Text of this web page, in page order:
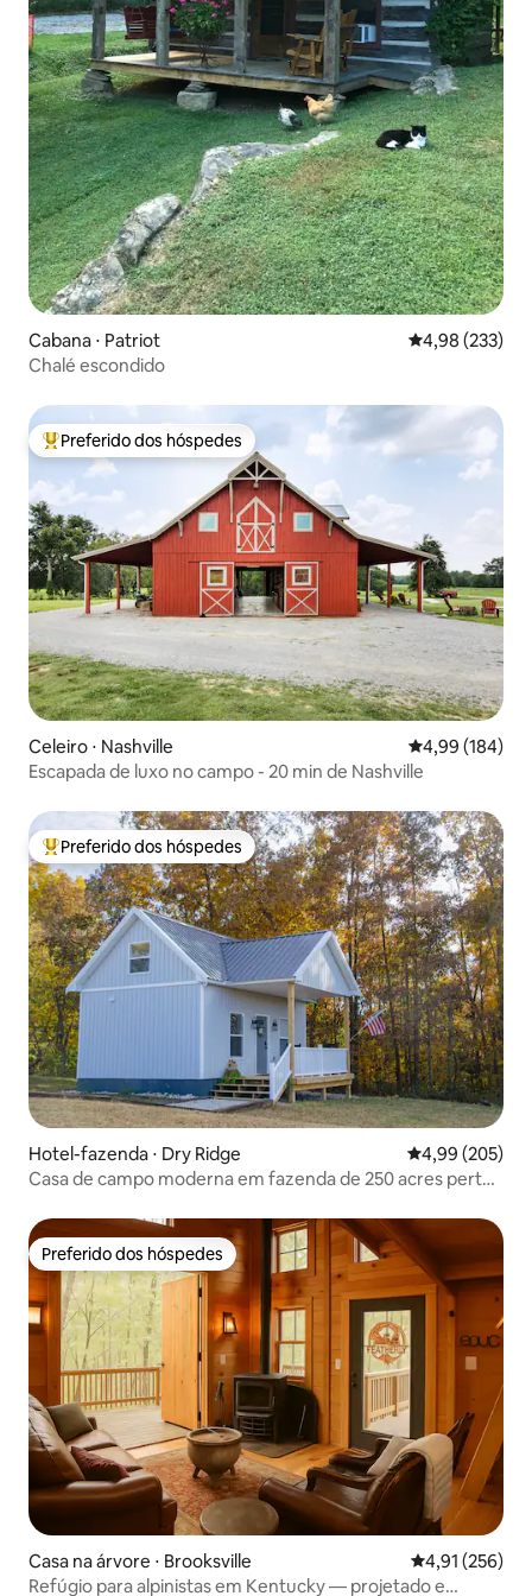
Cabana ⋅ Patriot 4,98 de uma
4,98 (233)
Chalé escondido
Entre os melhores preferidos dos hóspedes
Preferido dos hóspedes
Celeiro ⋅ Nashville 4,99 de uma
4,99 (184)
Escapada de luxo no campo - 20 min de Nashville
Entre os melhores preferidos dos hóspedes
Preferido dos hóspedes
Hotel-fazenda ⋅ Dry Ridge 4,99 de uma
4,99 (205)
Casa de campo moderna em fazenda de 250 acres perto
Preferido dos hóspedes
Preferido dos hóspedes
Casa na árvore ⋅ Brooksville 4,91 de uma
4,91 (256)
Refúgio para alpinistas em Kentucky — projetado e